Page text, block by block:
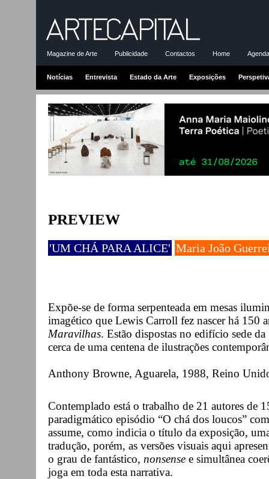
Magazine de Arte Publicidade Contactos Home
Notícias Entrevista Estado da Arte Exposições
PREVIEW
'UM CHÁ PARA ALICE' Maria João
Expõe-se de forma serpenteada em mesas
imagético que Lewis Carroll fez nascer há 150
Maravilhas. Estão dispostas no edifício sede
cerca de uma centena de ilustrações
Anthony Browne, Aguarela, 1988, Reino
Contemplado está o trabalho de 21 autores de
paradigmático episódio “O chá dos loucos”
assume, como indicia o título da exposição,
tradução, porém, as versões visuais aqui
o grau de fantástico, nonsense e simultânea
joga em toda esta narrativa.